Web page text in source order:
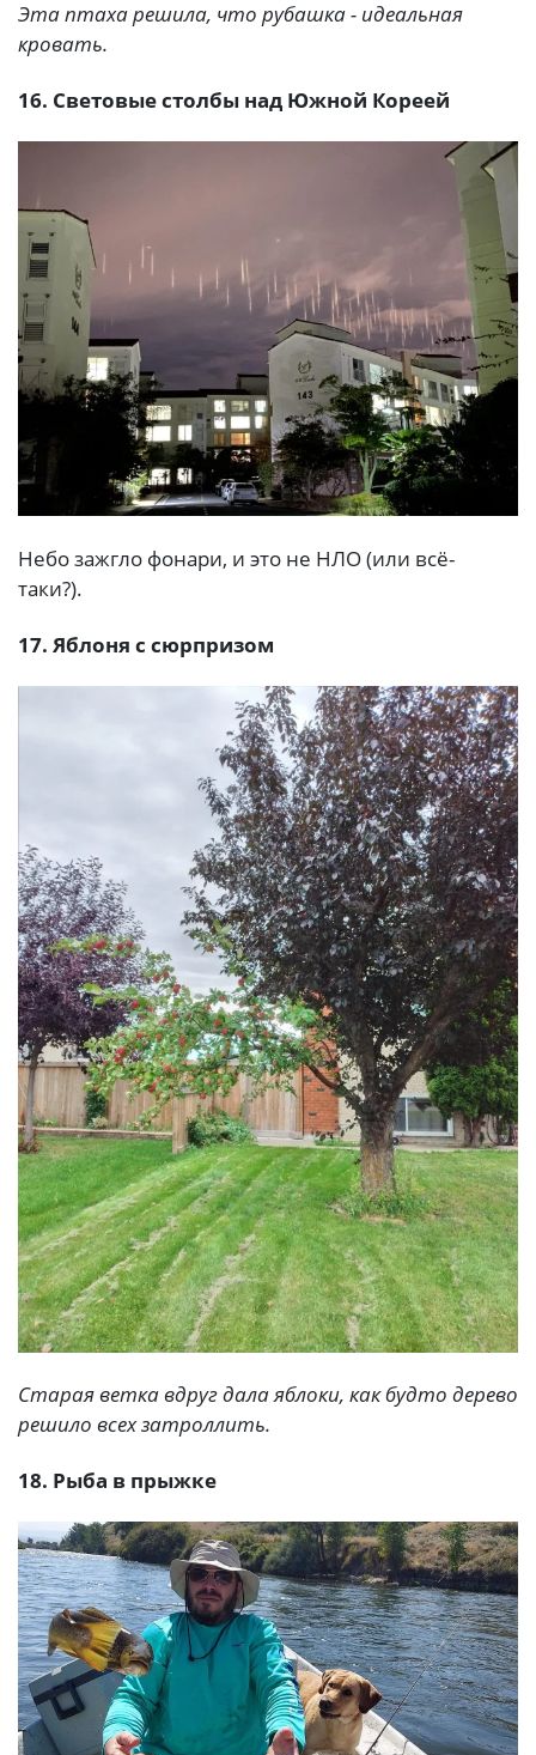
Эта птаха решила, что рубашка - идеальная
кровать.
16. Световые столбы над Южной Кореей
Небо зажгло фонари, и это не НЛО (или всё-
таки?).
17. Яблоня с сюрпризом
Старая ветка вдруг дала яблоки, как будто дерево
решило всех затроллить.
18. Рыба в прыжке